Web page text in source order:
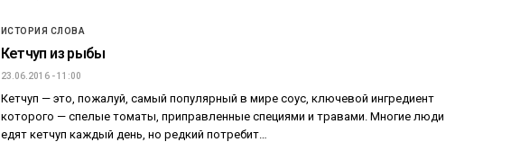
ИСТОРИЯ СЛОВА
Кетчуп из рыбы
23.06.2016 - 11:00
Кетчуп — это, пожалуй, самый популярный в мире соус, ключевой ингредиент
которого — спелые томаты, приправленные специями и травами. Многие люди
едят кетчуп каждый день, но редкий потребит…